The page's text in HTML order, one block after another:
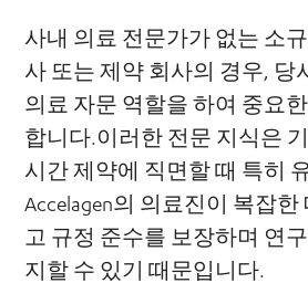
사내 의료 전문가가 없는 소
사 또는 제약 회사의 경우, 당
의료 자문 역할을 하여 중요
합니다.이러한 전문 지식은
시간 제약에 직면할 때 특히
Accelagen의 의료진이 복잡
고 규정 준수를 보장하며 연
지할 수 있기 때문입니다.